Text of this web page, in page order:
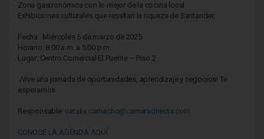
Zona gastronómica con lo mejor de la cocina local.
Exhibiciones culturales que resaltan la riqueza de Santander.
Fecha: Miércoles 5 de marzo de 2025
Horario: 8:00 a.m. a 5:00 p.m.
Lugar: Centro Comercial El Puente – Piso 2
¡Vive una jornada de oportunidades, aprendizaje y negocios! Te
esperamos
Responsable: natalia.camacho@camaradirecta.com
CONOCE LA AGENDA AQUÍ